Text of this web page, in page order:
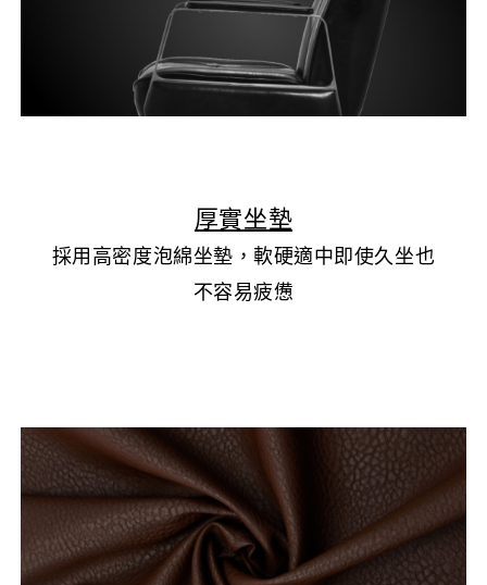
厚實坐墊
採用高密度泡綿坐墊，軟硬適中即使久坐也
不容易疲憊